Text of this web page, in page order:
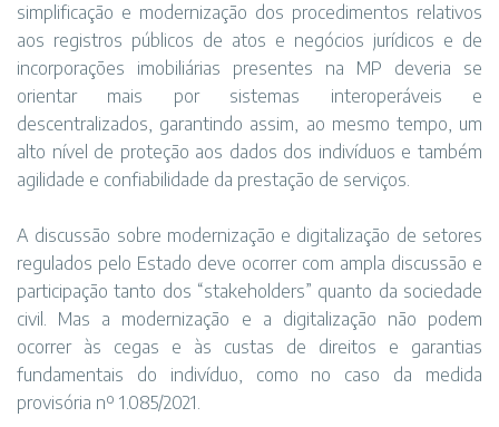
simplificação e modernização dos procedimentos relativos
aos registros públicos de atos e negócios jurídicos e de
incorporações imobiliárias presentes na MP deveria se
orientar mais por sistemas interoperáveis e
descentralizados, garantindo assim, ao mesmo tempo, um
alto nível de proteção aos dados dos indivíduos e também
agilidade e confiabilidade da prestação de serviços.
A discussão sobre modernização e digitalização de setores
regulados pelo Estado deve ocorrer com ampla discussão e
participação tanto dos “stakeholders” quanto da sociedade
civil. Mas a modernização e a digitalização não podem
ocorrer às cegas e às custas de direitos e garantias
fundamentais do indivíduo, como no caso da medida
provisória nº 1.085/2021.